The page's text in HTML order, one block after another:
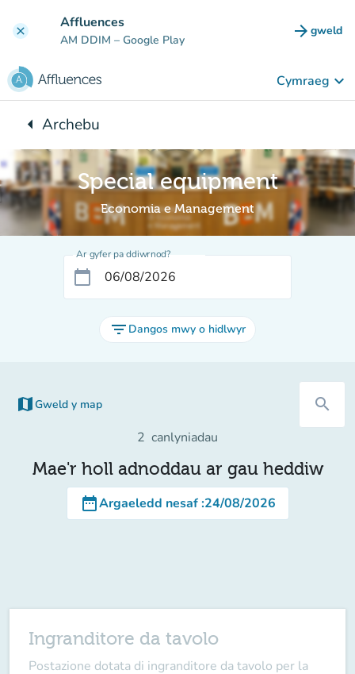
clear Affluences
AM DDIM – Google Play arrow_forward gweld
(tab
Cymraeg keyboard_arrow_down
arrow_leftYn ôl i:
Archebu
Special equipment
Economia e Management
Ar gyfer pa ddiwrnod?
calendar_today
filter_list Dangos mwy o hidlwyr
map Gweld y map
(tab newydd) search
2 canlyniadau
Mae'r holl adnoddau ar gau heddiw
date_rangeArgaeledd nesaf:24/08/2026
Ingranditore da tavolo
Postazione dotata di ingranditore da tavolo per la